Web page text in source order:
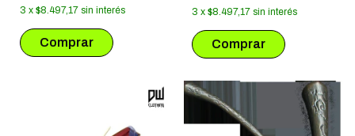
3 x $8.497,17 sin interés
3 x $8.497,17 sin interés